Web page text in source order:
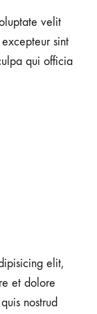
velit
sint
qui officia
elit,
et dolore
nostrud